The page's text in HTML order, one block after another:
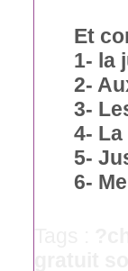
Et
1- la
2-
3-
4-
5-
6-